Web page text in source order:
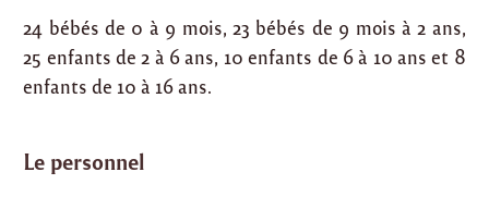
24 bébés de 0 à 9 mois, 23 bébés de 9 mois à 2 ans,
25 enfants de 2 à 6 ans, 10 enfants de 6 à 10 ans et 8
enfants de 10 à 16 ans.
Le personnel